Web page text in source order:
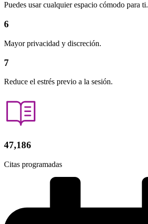
Puedes usar cualquier espacio cómodo para ti.
6
Mayor privacidad y discreción.
7
Reduce el estrés previo a la sesión.
47,186
Citas programadas